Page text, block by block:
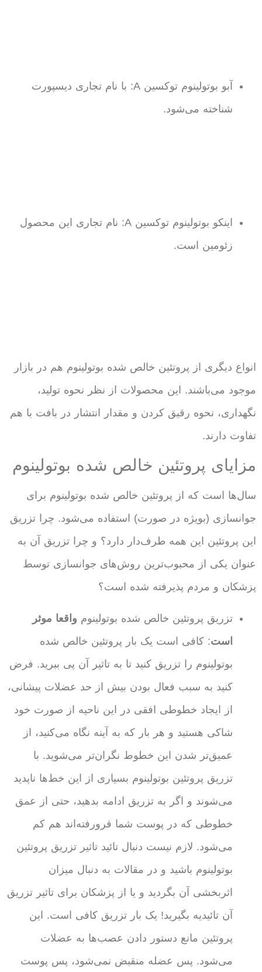
آبو بوتولینوم توکسین A: با نام تجاری دیسپورت
شناخته می‌شود.
اینکو بوتولینوم توکسین A: نام تجاری این محصول
زئومین است.
انواع دیگری از پروتئین خالص شده بوتولینوم هم در بازار
موجود می‌باشند. این محصولات از نظر نحوه تولید،
نگهداری، نحوه رقیق کردن و مقدار انتشار در بافت با هم
تفاوت دارند.
مزایای پروتئین خالص شده بوتولینوم
سال‌ها است که از پروتئین خالص شده بوتولینوم برای
جوانسازی (بویژه در صورت) استفاده می‌شود. چرا تزریق
این پروتئین این همه طرف‌دار دارد؟ و چرا تزریق آن به
عنوان یکی از محبوب‌ترین روش‌های جوانسازی توسط
پزشکان و مردم پذیرفته شده است؟
تزریق پروتئین خالص شده بوتولینوم واقعا موثر
است: کافی است یک بار پروتئین خالص شده
بوتولینوم را تزریق کنید تا به تاثیر آن پی ببرید. فرض
کنید به سبب فعال بودن بیش از حد عضلات پیشانی،
از ایجاد خطوطی افقی در این ناحیه از صورت خود
شاکی هستید و هر بار که به آینه نگاه می‌کنید، از
عمیق‌تر شدن این خطوط نگران‌تر می‌شوید. با
تزریق پروتئین بوتولینوم بسیاری از این خط‌ها ناپدید
می‌شوند و اگر به تزریق ادامه بدهید، حتی از عمق
خطوطی که در پوست شما فرورفته‌اند هم کم
می‌شود. لازم نیست دنبال تائید تاثیر تزریق پروتئین
بوتولینوم باشید و در مقالات به دنبال میزان
اثربخشی آن بگردید و یا از پزشکان برای تاثیر تزریق
آن تائیدیه بگیرید! یک بار تزریق کافی است. این
پروتئین مانع دستور دادن عصب‌ها به عضلات
می‌شود. پس عضله منقبض نمی‌شود، پس پوست